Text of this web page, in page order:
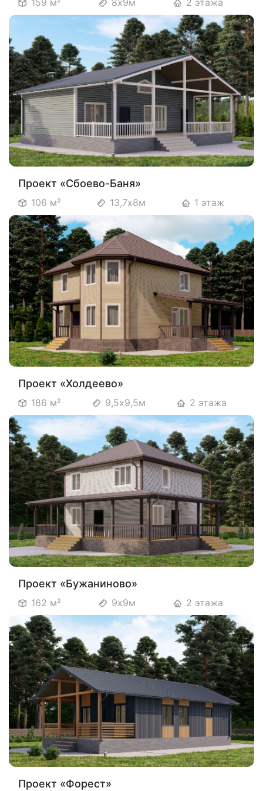
159 м² 8х9м 2 этажа
Проект «Сбоево-Баня»
106 м² 13,7х8м 1 этаж
Проект «Холдеево»
186 м² 9,5х9,5м 2 этажа
Проект «Бужаниново»
162 м² 9х9м 2 этажа
Проект «Форест»